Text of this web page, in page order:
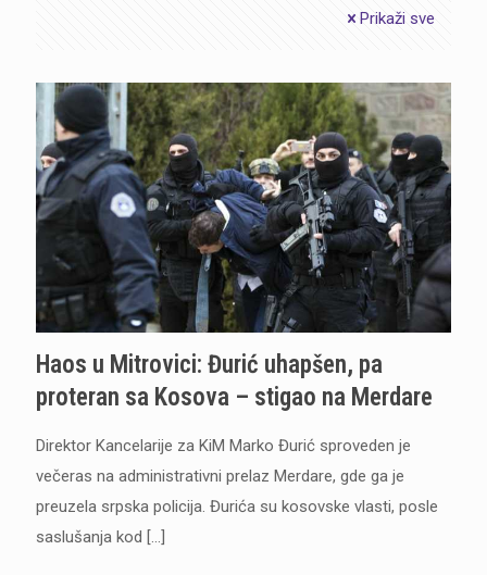
Prikaži sve
Haos u Mitrovici: Đurić uhapšen, pa
proteran sa Kosova – stigao na Merdare
Direktor Kancelarije za KiM Marko Đurić sproveden je
večeras na administrativni prelaz Merdare, gde ga je
preuzela srpska policija. Đurića su kosovske vlasti, posle
saslušanja kod […]